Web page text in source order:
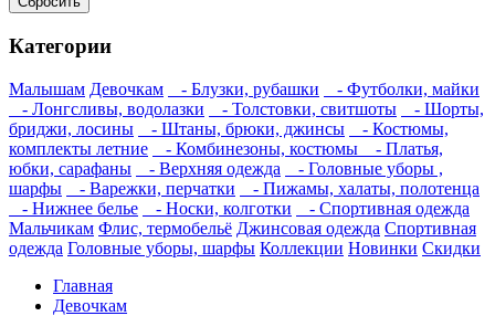
Категории
Малышам Девочкам - Блузки, рубашки
- Футболки, майки
- Лонгсливы, водолазки
- Толстовки, свитшоты
- Шорты,
бриджи, лосины
- Штаны, брюки, джинсы
- Костюмы,
комплекты летние
- Комбинезоны, костюмы
- Платья,
юбки, сарафаны
- Верхняя одежда
- Головные уборы ,
шарфы
- Варежки, перчатки
- Пижамы, халаты, полотенца
- Нижнее белье
- Носки, колготки
- Спортивная одежда
Мальчикам Флис, термобельё Джинсовая одежда Спортивная
одежда Головные уборы, шарфы Коллекции Новинки Скидки
Главная
Девочкам